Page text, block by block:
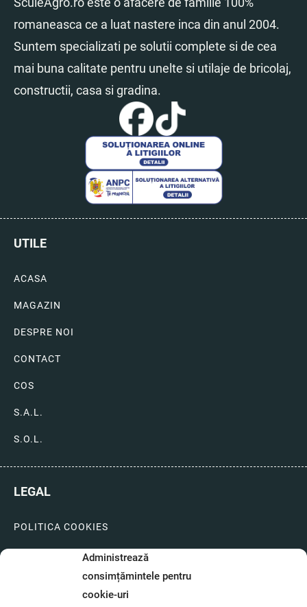
Administrează
consimțămintele pentru
cookie-uri
romaneasca ce a luat nastere inca din anul 2004.
Suntem specializati pe solutii complete si de cea
mai buna calitate pentru unelte si utilaje de bricolaj,
constructii, casa si gradina.
UTILE
ACASA
MAGAZIN
DESPRE NOI
CONTACT
COS
S.A.L.
S.O.L.
LEGAL
POLITICA COOKIES
LIVRARI SI PLATI
GARANTIE SI SERVICE